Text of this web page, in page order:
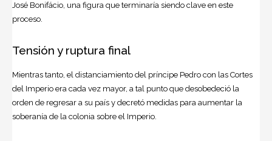
José Bonifácio, una figura que terminaría siendo clave en este
proceso.
Tensión y ruptura final
Mientras tanto, el distanciamiento del príncipe Pedro con las Cortes
del Imperio era cada vez mayor, a tal punto que desobedeció la
orden de regresar a su país y decretó medidas para aumentar la
soberanía de la colonia sobre el Imperio.